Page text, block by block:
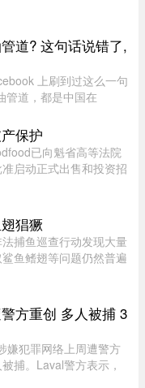
道? 这句话说错了,
上刷到过这么一句
管道，都是中国在
那它到底是不是真的？
可以说 ...
保护
已向魁省高等法院
启动正式出售和投资招
。此 ...
猖獗
捕鱼巡查行动发现大量
鱼鳍翅等问题仍然普遍
...
方重创 多人被捕 3
嫌犯罪网络上周遭警方
捕。Laval警方表示，